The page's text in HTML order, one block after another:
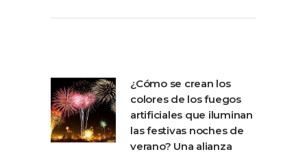
¿Cómo se crean los
colores de los fuegos
artificiales que iluminan
las festivas noches de
verano? Una alianza